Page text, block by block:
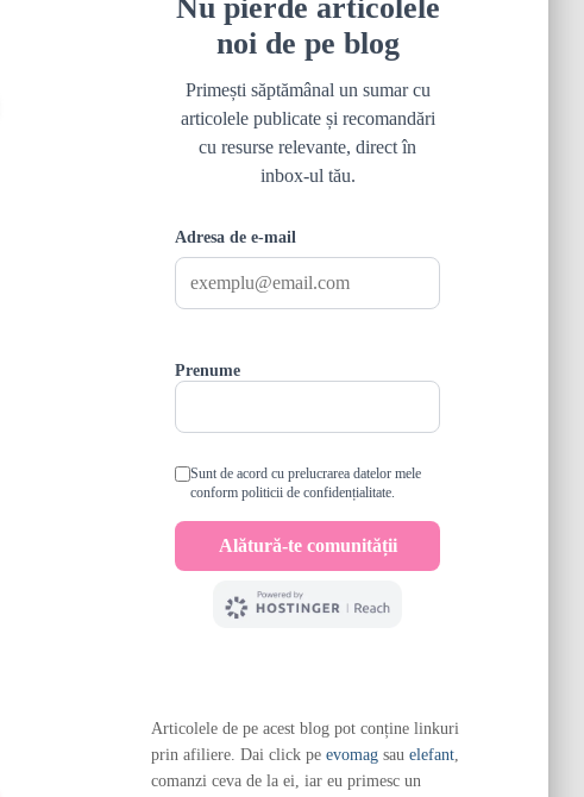
Articolele de pe acest blog pot conține linkuri
prin afiliere. Dai click pe evomagsau elefant,
comanzi ceva de la ei, iar eu primesc un